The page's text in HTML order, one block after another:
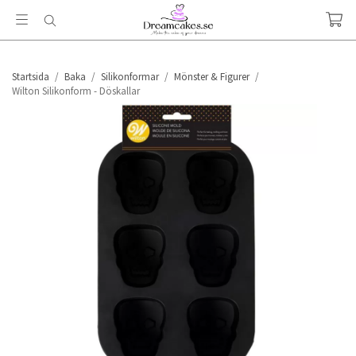
Startsida / Baka / Silikonformar / Mönster & Figurer /
Wilton Silikonform - Döskallar